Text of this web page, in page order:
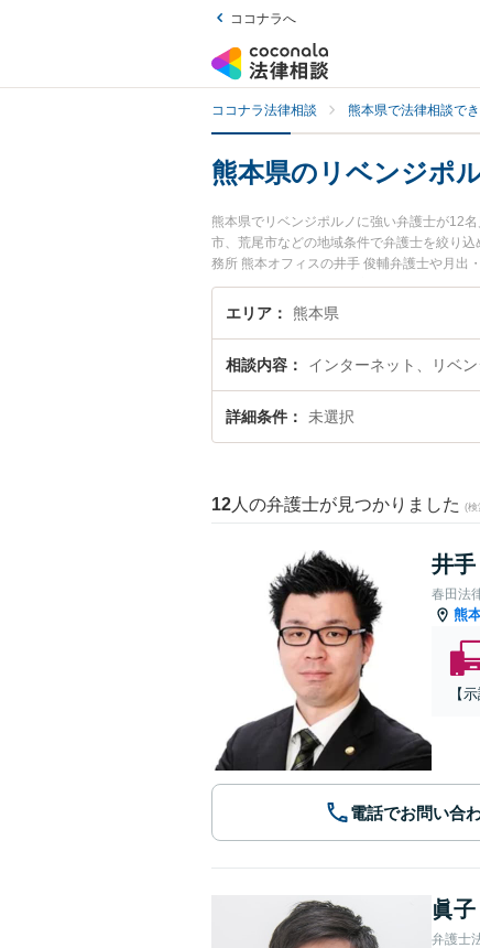
ココナラへ
ココナラ法律相談 熊本県で法律相談で
熊本県のリベンジポ
熊本県でリベンジポルノに強い弁護士が12
市、荒尾市などの地域条件で弁護士を絞り
務所 熊本オフィスの井手 俊輔弁護士や月出
ます。『熊本県で土日や夜間に発生したリ
『初回相談無料でリベンジポルノを法律相
エリア 熊本県
相談内容 インターネット、リベン
詳細条件 未選択
12 人の弁護士が見つかりました (検
井
春田法
熊
【
電話でお問い合
眞
弁護士